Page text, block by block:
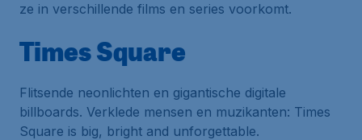
ze in verschillende films en series voorkomt.
Times Square
Flitsende neonlichten en gigantische digitale
billboards. Verklede mensen en muzikanten: Times
Square is big, bright and unforgettable.